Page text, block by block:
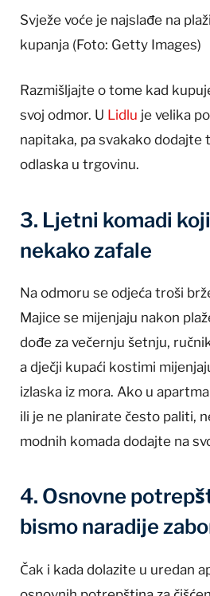
Svježe voće je najslađe na
kupanja (Foto: Getty Images)
Razmišljajte o tome kad
svoj odmor. U Lidlu je velika
napitaka, pa svakako dodajte
odlaska u trgovinu.
3. Ljetni komadi
nekako zafale
Na odmoru se odjeća troši
Majice se mijenjaju nakon
dođe za večernju šetnju,
a dječji kupaći kostimi
izlaska iz mora. Ako u
ili je ne planirate često paliti,
modnih komada dodajte na
4. Osnovne
bismo naradije
Čak i kada dolazite u uredan